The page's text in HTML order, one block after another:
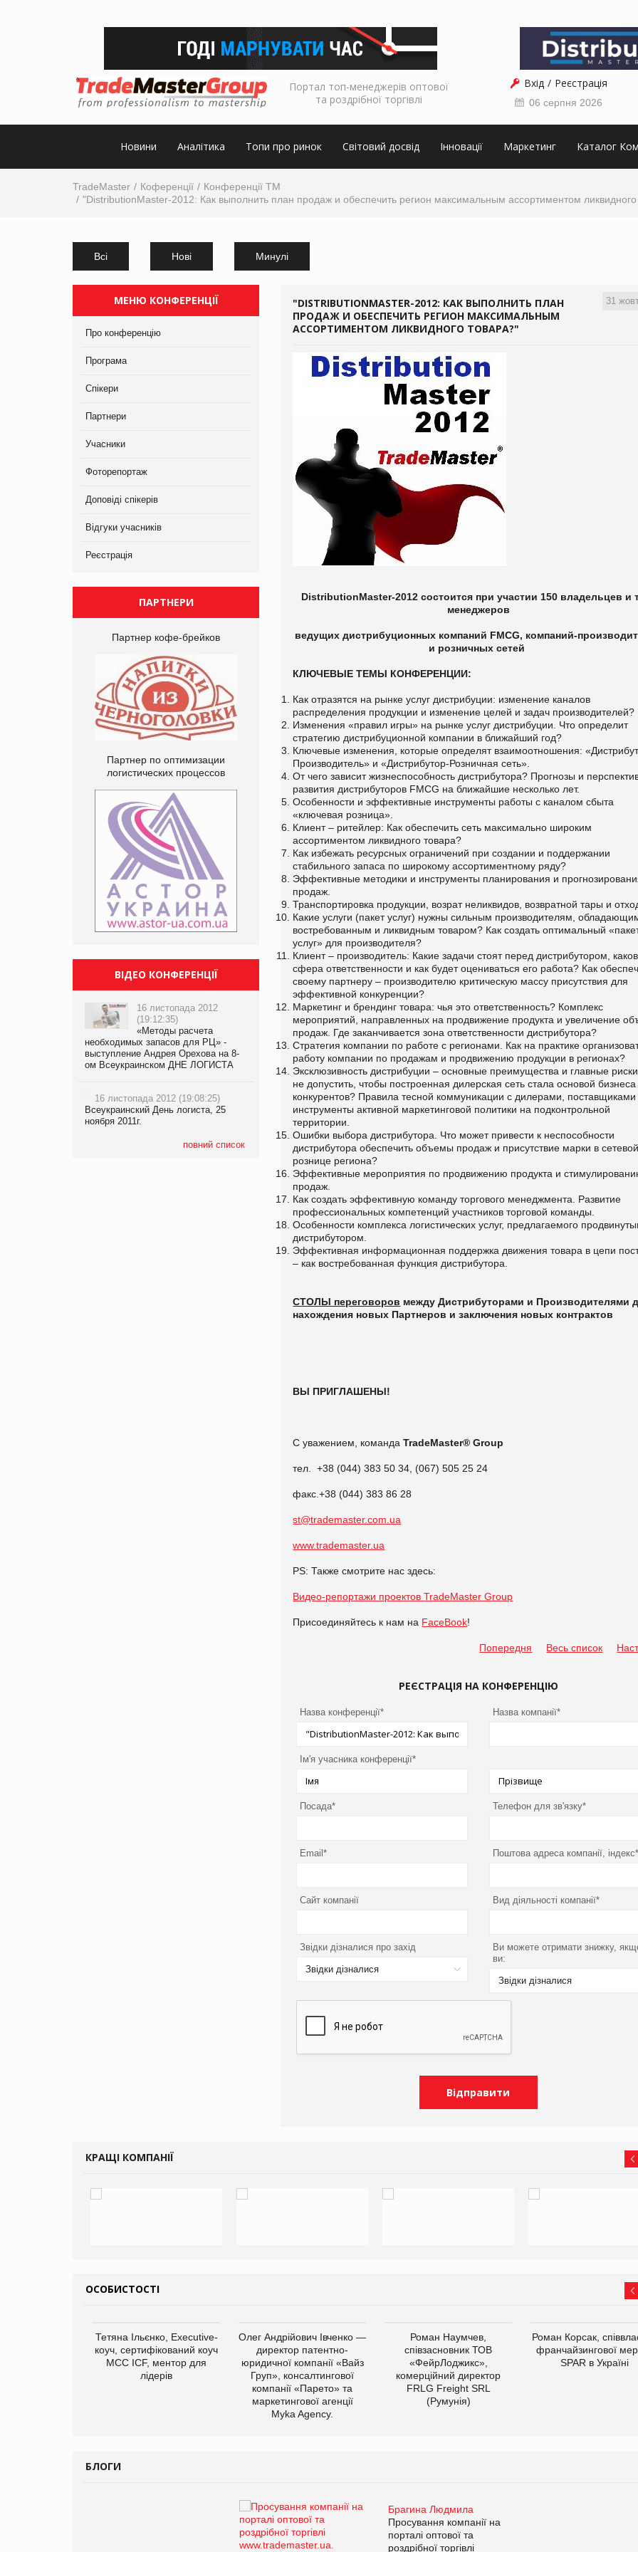
Портал топ-менеджерів оптової
та роздрібної торгівлі
Вхід Реєстрація
06 серпня 2026
Новини Аналітика Топи про ринок Світовий досвід Інновації Маркетинг Каталог
TradeMaster Коференції
Конференції ТМ
"DistributionMaster-2012: Как выполнить план продаж и обеспечить регион максимальным ассортиментом
Всі Нові Минулі
МЕНЮ КОНФЕРЕНЦІЇ
Про конференцію
Програма
Спікери
Партнери
Учасники
Фоторепортаж
Доповіді спікерів
Відгуки учасників
Реєстрація
ПАРТНЕРИ
Партнер кофе-брейков
Партнер по оптимизации
логистических процессов
ВІДЕО КОНФЕРЕНЦІЇ
16 листопада 2012
(19:12:35)
«Методы расчета
необходимых запасов для РЦ» -
выступление Андрея Орехова на 8-
ом Всеукраинском ДНЕ ЛОГИСТА
16 листопада 2012 (19:08:25)
Всеукраинский День логиста, 25
ноября 2011г.
повний список
31
"DISTRIBUTIONMASTER-2012: КАК ВЫПОЛНИТЬ ПЛАН
ПРОДАЖ И ОБЕСПЕЧИТЬ РЕГИОН МАКСИМАЛЬНЫМ
АССОРТИМЕНТОМ ЛИКВИДНОГО ТОВАРА?"
DistributionMaster-2012 состоится при участии 150 владельцев и
менеджеров
ведущих дистрибуционных компаний FMCG, компаний-
и розничных сетей
КЛЮЧЕВЫЕ ТЕМЫ КОНФЕРЕНЦИИ:
Как отразятся на рынке услуг дистрибуции: изменение каналов
распределения продукции и изменение целей и задач производителей?
Изменения «правил игры» на рынке услуг дистрибуции. Что определит
стратегию дистрибуционной компании в ближайший год?
Ключевые изменения, которые определят взаимоотношения:
Производитель» и «Дистрибутор-Розничная сеть».
От чего зависит жизнеспособность дистрибутора? Прогнозы и
развития дистрибуторов FMCG на ближайшие несколько лет.
Особенности и эффективные инструменты работы с каналом сбыта
«ключевая розница».
Клиент – ритейлер: Как обеспечить сеть максимально широким
ассортиментом ликвидного товара?
Как избежать ресурсных ограничений при создании и поддержании
стабильного запаса по широкому ассортиментному ряду?
Эффективные методики и инструменты планирования и
продаж.
Транспортировка продукции, возрат неликвидов, возвратной тары и
Какие услуги (пакет услуг) нужны сильным производителям,
востребованным и ликвидным товаром? Как создать оптимальный
услуг» для производителя?
Клиент – производитель: Какие задачи стоят перед дистрибутором,
сфера ответственности и как будет оцениваться его работа? Как
своему партнеру – производителю критическую массу присутствия для
эффективной конкуренции?
Маркетинг и брендинг товара: чья это ответственность? Комплекс
мероприятий, направленных на продвижение продукта и увеличение
продаж. Где заканчивается зона ответственности дистрибутора?
Стратегия компании по работе с регионами. Как на практике
работу компании по продажам и продвижению продукции в регионах?
Эксклюзивность дистрибуции – основные преимущества и главные
не допустить, чтобы построенная дилерская сеть стала основой бизнеса
конкурентов? Правила тесной коммуникации с дилерами, поставщиками
инструменты активной маркетинговой политики на подконтрольной
территории.
Ошибки выбора дистрибутора. Что может привести к неспособности
дистрибутора обеспечить объемы продаж и присутствие марки в сетевой
рознице региона?
Эффективные мероприятия по продвижению продукта и
продаж.
Как создать эффективную команду торгового менеджмента. Развитие
профессиональных компетенций участников торговой команды.
Особенности комплекса логистических услуг, предлагаемого
дистрибутором.
Эффективная информационная поддержка движения товара в цепи
– как востребованная функция дистрибутора.
СТОЛЫ переговоров между Дистрибуторами и Производителями
нахождения новых Партнеров и заключения новых контрактов
ВЫ ПРИГЛАШЕНЫ!
С уважением, командаTradeMaster® Group
тел. +38 (044) 383 50 34, (067) 505 25 24
факс.+38 (044) 383 86 28
st@trademaster.com.ua
www.trademaster.ua
PS: Также смотрите нас здесь:
Видео-репортажи проектовTradeMaster Group
Присоединяйтесь к нам на FaceBook!
Попередня Весь список
РЕЄСТРАЦІЯ НА КОНФЕРЕНЦІЮ
Назва конференції* Назва компанії*
Ім'я учасника конференції*
Посада* Телефон для зв'язку*
Email* Поштова адреса компанії, індекс*
Сайт компанії Вид діяльності компанії*
Звідки дізналися про захід
Звідки дізналися
Ви можете отримати знижку,
ви:
Звідки дізналися
КРАЩІ КОМПАНІЇ
ОСОБИСТОСТІ
Тетяна Ільєнко, Executive-
коуч, сертифікований коуч
МСС ICF, ментор для
лідерів
Олег Андрійович Івченко —
директор патентно-
юридичної компанії «Вайз
Груп», консалтингової
компанії «Парето» та
маркетингової агенції
Myka Agency.
Роман Наумчев,
співзасновник ТОВ
«ФейрЛоджикс»,
комерційний директор
FRLG Freight SRL
(Румунія)
Роман Корсак,
франчайзингової
SPAR в Україні
БЛОГИ
Брагина Людмила
Просування компанії на
порталі оптової та
роздрібної торгівлі